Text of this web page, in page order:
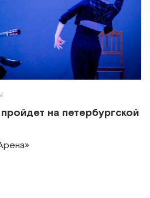
на петербургской